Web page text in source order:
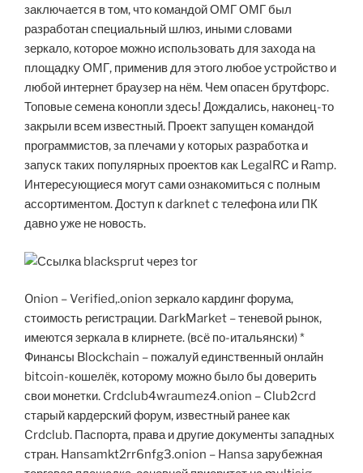
заключается в том, что командой ОМГ ОМГ был
разработан специальный шлюз, иными словами
зеркало, которое можно использовать для захода на
площадку ОМГ, применив для этого любое устройство и
любой интернет браузер на нём. Чем опасен брутфорс.
Топовые семена конопли здесь! Дождались, наконец-то
закрыли всем известный. Проект запущен командой
программистов, за плечами у которых разработка и
запуск таких популярных проектов как LegalRC и Ramp.
Интересующиеся могут сами ознакомиться с полным
ассортиментом. Доступ к darknet с телефона или ПК
давно уже не новость.
Onion – Verified,.onion зеркало кардинг форума,
стоимость регистрации. DarkMarket – теневой рынок,
имеются зеркала в клирнете. (всё по-итальянски) *
Финансы Blockchain – пожалуй единственный онлайн
bitcoin-кошелёк, которому можно было бы доверить
свои монетки. Crdclub4wraumez4.onion – Club2crd
старый кардерский форум, известный ранее как
Crdclub. Паспорта, права и другие документы западных
стран. Hansamkt2rr6nfg3.onion – Hansa зарубежная